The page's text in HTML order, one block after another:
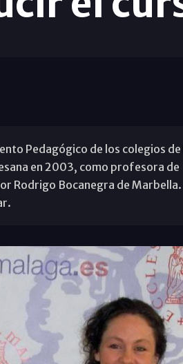
Pedagógico de los colegios de
en 2003, como profesora de
Rodrigo Bocanegra de Marbella.